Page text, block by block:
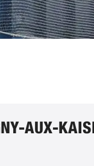
AUX-